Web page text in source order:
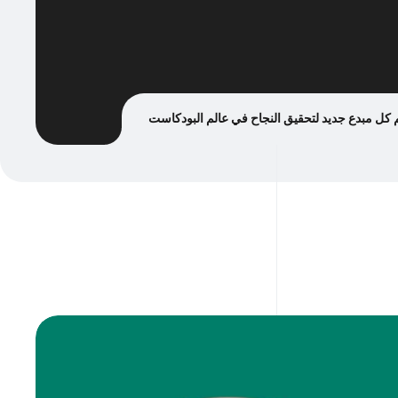
كل مبدع جديد لتحقيق النجاح في عالم البودكاست